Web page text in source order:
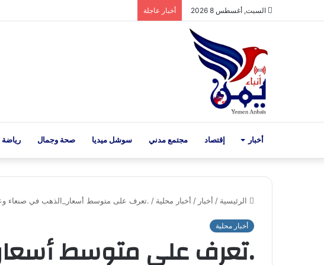
السبت, أغسطس 8 2026 أخبار عاجلة
أخبار إقتصاد مجتمع مدني سوشل ميديا صحة وجمال رياضة
الرئيسية / أخبار / أخبار محلية / .تعرف على متوسط أسعار_الذهب في صنعاء وعدن
أخبار محلية
.تعرف على متوسط